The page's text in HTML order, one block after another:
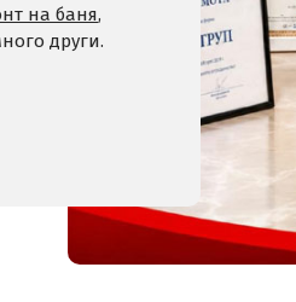
на баня,
други.